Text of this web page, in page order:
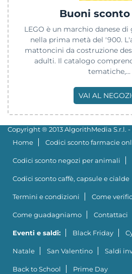
Buoni sconto
LEGO è un marchio danese
nella prima metà del '900.
mattoncini da costruzione
adulti. Il catalogo
tematiche,...
VAI AL
Copyright ® 2013 AlgorithMedia S.r.l. -
Home
Codici sconto farmacie
Codici sconto negozi per animali
Codici sconto caffè, capsule e cialde
Termini e condizioni Come
Come guadagniamo Contattaci
Eventi e saldi: Black Friday
Natale San Valentino Saldi
Back to School Prime Day